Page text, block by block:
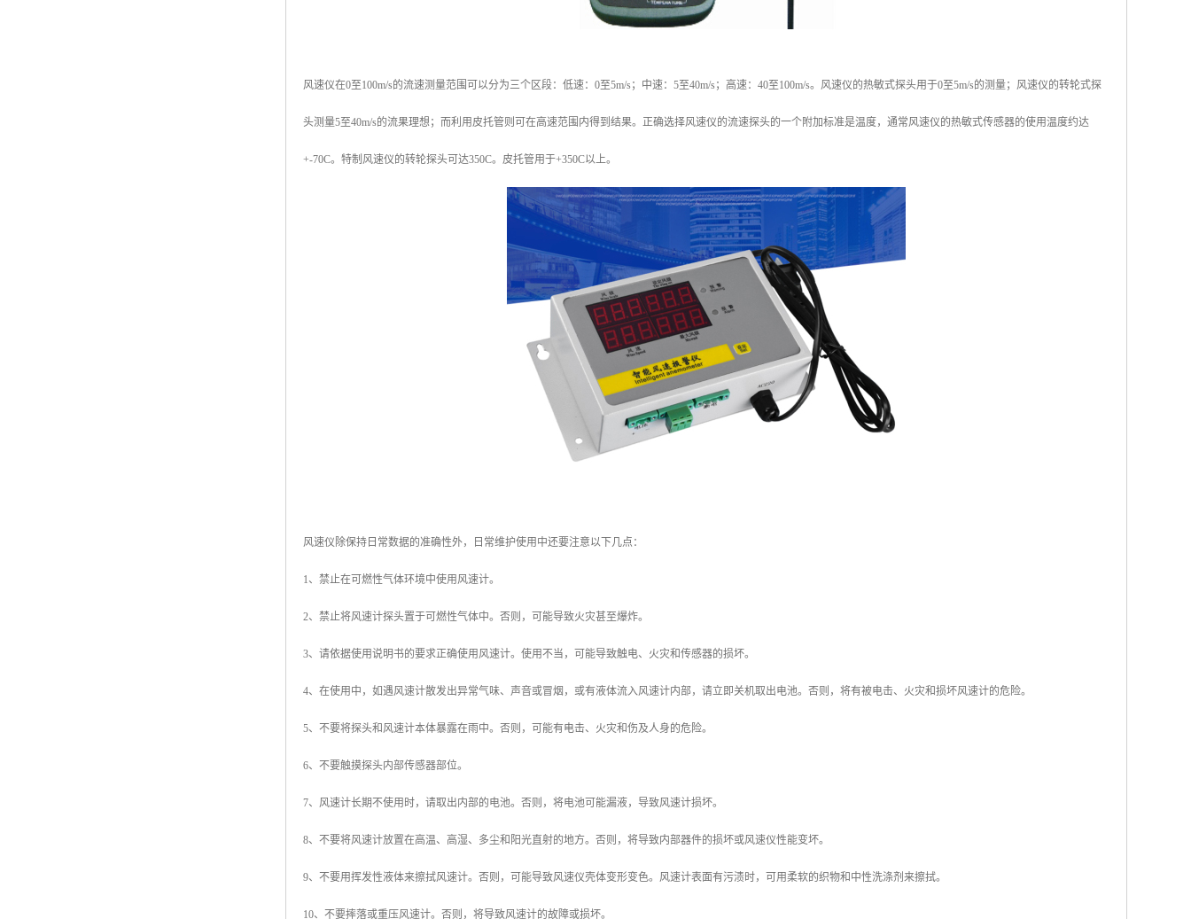
风速仪在0至100m/s的流速测量范围可以分为三个区段：低速：0至5m/s；中速：5至40m/s；高速：40至100m/s。风速仪的热敏式探头用于0至5m/s的测量；风速仪的转轮式探
头测量5至40m/s的流果理想；而利用皮托管则可在高速范围内得到结果。正确选择风速仪的流速探头的一个附加标准是温度，通常风速仪的热敏式传感器的使用温度约达
+-70C。特制风速仪的转轮探头可达350C。皮托管用于+350C以上。
风速仪除保持日常数据的准确性外，日常维护使用中还要注意以下几点：
1、禁止在可燃性气体环境中使用风速计。
2、禁止将风速计探头置于可燃性气体中。否则，可能导致火灾甚至爆炸。
3、请依据使用说明书的要求正确使用风速计。使用不当，可能导致触电、火灾和传感器的损坏。
4、在使用中，如遇风速计散发出异常气味、声音或冒烟，或有液体流入风速计内部，请立即关机取出电池。否则，将有被电击、火灾和损坏风速计的危险。
5、不要将探头和风速计本体暴露在雨中。否则，可能有电击、火灾和伤及人身的危险。
6、不要触摸探头内部传感器部位。
7、风速计长期不使用时，请取出内部的电池。否则，将电池可能漏液，导致风速计损坏。
8、不要将风速计放置在高温、高湿、多尘和阳光直射的地方。否则，将导致内部器件的损坏或风速仪性能变坏。
9、不要用挥发性液体来擦拭风速计。否则，可能导致风速仪壳体变形变色。风速计表面有污渍时，可用柔软的织物和中性洗涤剂来擦拭。
10、不要摔落或重压风速计。否则，将导致风速计的故障或损坏。